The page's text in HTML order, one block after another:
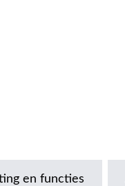
en functies